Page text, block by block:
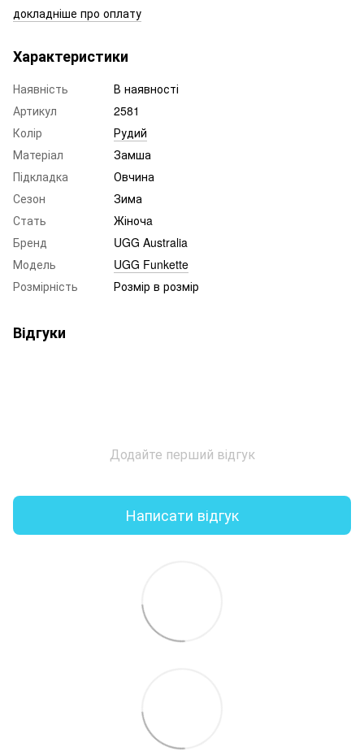
докладніше про оплату
Характеристики
Наявність
В наявності
Артикул
2581
Колір
Рудий
Матеріал
Замша
Підкладка
Овчина
Сезон
Зима
Стать
Жіночa
Бренд
UGG Australia
Модель
UGG Funkette
Розмірність
Розмір в розмір
Відгуки
Додайте перший відгук
Написати відгук